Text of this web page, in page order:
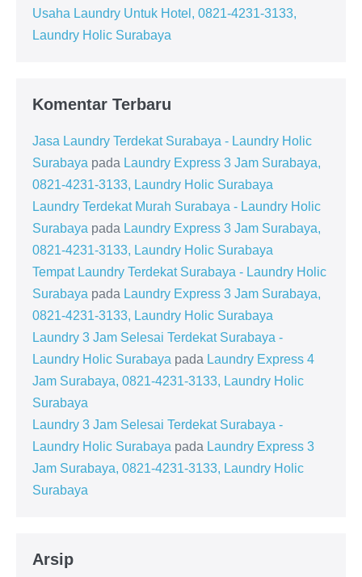
Usaha Laundry Untuk Hotel, 0821-4231-3133,
Laundry Holic Surabaya
Komentar Terbaru
Jasa Laundry Terdekat Surabaya - Laundry Holic
Surabaya pada Laundry Express 3 Jam Surabaya,
0821-4231-3133, Laundry Holic Surabaya
Laundry Terdekat Murah Surabaya - Laundry Holic
Surabaya pada Laundry Express 3 Jam Surabaya,
0821-4231-3133, Laundry Holic Surabaya
Tempat Laundry Terdekat Surabaya - Laundry Holic
Surabaya pada Laundry Express 3 Jam Surabaya,
0821-4231-3133, Laundry Holic Surabaya
Laundry 3 Jam Selesai Terdekat Surabaya -
Laundry Holic Surabaya pada Laundry Express 4
Jam Surabaya, 0821-4231-3133, Laundry Holic
Surabaya
Laundry 3 Jam Selesai Terdekat Surabaya -
Laundry Holic Surabaya pada Laundry Express 3
Jam Surabaya, 0821-4231-3133, Laundry Holic
Surabaya
Arsip